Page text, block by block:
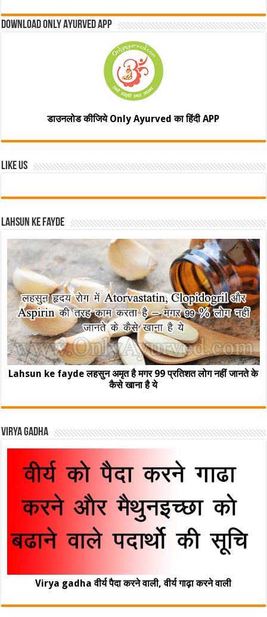
Download Only Ayurved App
डाउनलोड कीजिये Only Ayurved का हिंदी APP
Like Us
Lahsun ke fayde
Lahsun ke fayde लहसुन अमृत है मगर 99 प्रतिशत लोग नहीं जानते के
कैसे खाना है ये
Virya Gadha
Virya gadha वीर्य पैदा करने वाली, वीर्य गाढ़ा करने वाली